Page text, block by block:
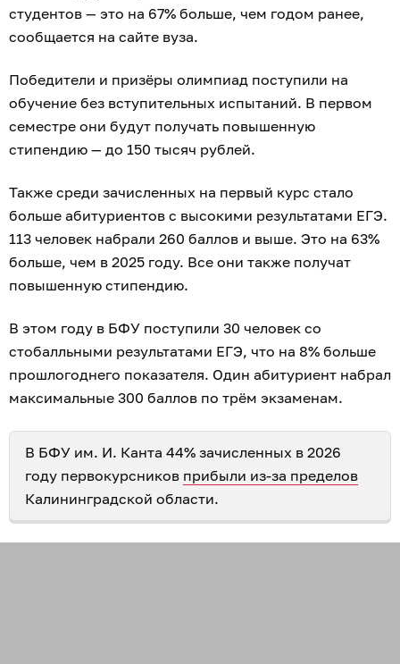
студентов — это на 67% больше, чем годом ранее,
сообщается на сайте вуза.
Победители и призёры олимпиад поступили на
обучение без вступительных испытаний. В первом
семестре они будут получать повышенную
стипендию — до 150 тысяч рублей.
Также среди зачисленных на первый курс стало
больше абитуриентов с высокими результатами ЕГЭ.
113 человек набрали 260 баллов и выше. Это на 63%
больше, чем в 2025 году. Все они также получат
повышенную стипендию.
В этом году в БФУ поступили 30 человек со
стобалльными результатами ЕГЭ, что на 8% больше
прошлогоднего показателя. Один абитуриент набрал
максимальные 300 баллов по трём экзаменам.
В БФУ им. И. Канта 44% зачисленных в 2026
году первокурсников прибыли из-за пределов
Калининградской области.